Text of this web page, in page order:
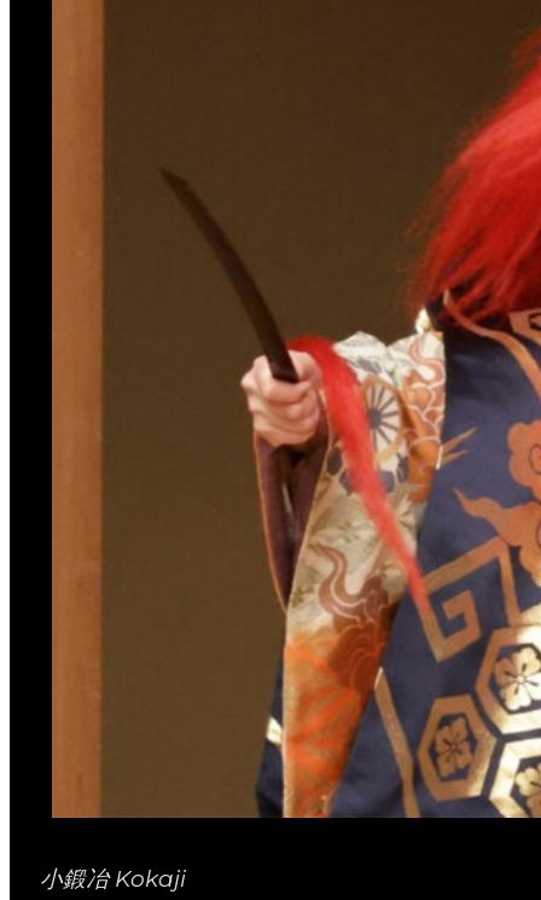
小鍛冶 Kokaji